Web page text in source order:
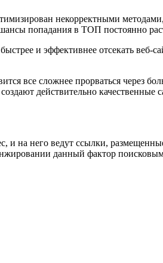
некорректными
попадания в ТОП постоянно
и эффективнее отсекать веб-
все сложнее прорваться через
действительно
и на него ведут ссылки,
данный фактор